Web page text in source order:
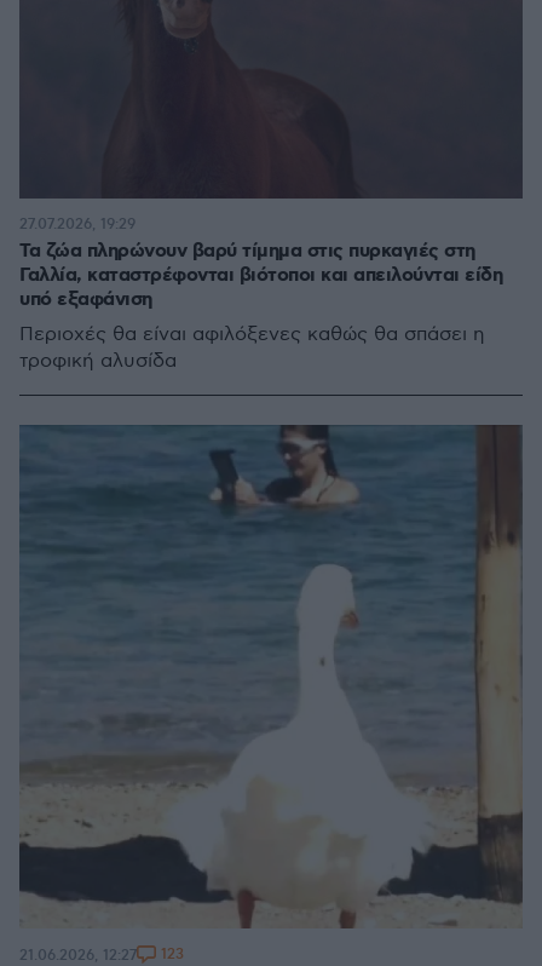
Τα ζώα πληρώνουν βαρύ τίμημα στις πυρκαγιές στη
Γαλλία, καταστρέφονται βιότοποι και απειλούνται είδη
υπό εξαφάνιση
Περιοχές θα είναι αφιλόξενες καθώς θα σπάσει η
τροφική αλυσίδα
27.07.2026, 19:29
21.06.2026, 12:27 123